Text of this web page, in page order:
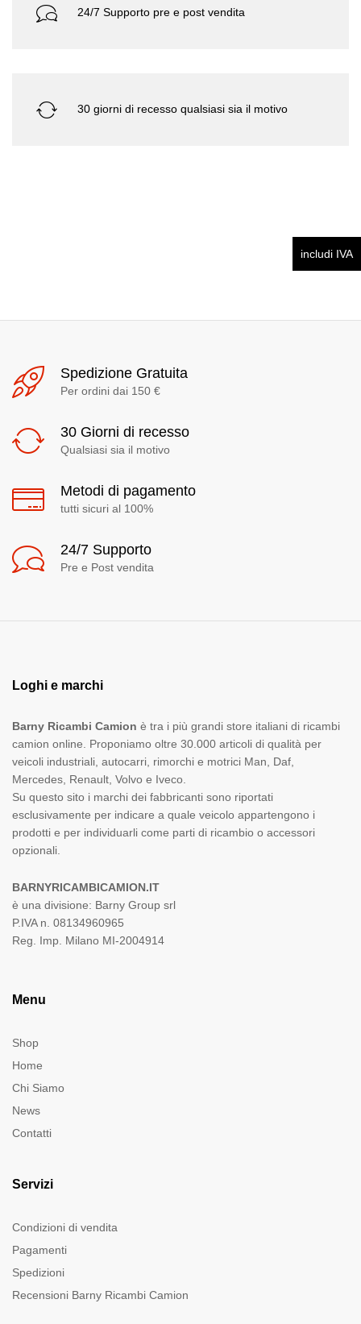
24/7 Supporto pre e post vendita
30 giorni di recesso qualsiasi sia il motivo
Spedizione Gratuita
Per ordini dai 150 €
30 Giorni di recesso
Qualsiasi sia il motivo
Metodi di pagamento
tutti sicuri al 100%
24/7 Supporto
Pre e Post vendita
Loghi e marchi
Barny Ricambi Camion è tra i più grandi store italiani di ricambi
camion online. Proponiamo oltre 30.000 articoli di qualità per
veicoli industriali, autocarri, rimorchi e motrici Man, Daf,
Mercedes, Renault, Volvo e Iveco.
Su questo sito i marchi dei fabbricanti sono riportati
esclusivamente per indicare a quale veicolo appartengono i
prodotti e per individuarli come parti di ricambio o accessori
opzionali.
BARNYRICAMBICAMION.IT
è una divisione: Barny Group srl
P.IVA n. 08134960965
Reg. Imp. Milano MI-2004914
Menu
Shop
Home
Chi Siamo
News
Contatti
Servizi
Condizioni di vendita
Pagamenti
Spedizioni
Recensioni Barny Ricambi Camion
includi IVA